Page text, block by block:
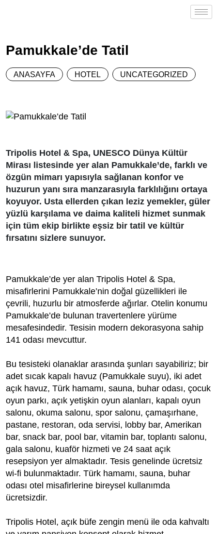
Pamukkale’de Tatil
ANASAYFA HOTEL UNCATEGORIZED
Tripolis Hotel & Spa, UNESCO Dünya Kültür
Mirası listesinde yer alan Pamukkale’de, farklı ve
özgün mimarı yapısıyla sağlanan konfor ve
huzurun yanı sıra manzarasıyla farklılığını ortaya
koyuyor. Usta ellerden çıkan leziz yemekler, güler
yüzlü karşılama ve daima kaliteli hizmet sunmak
için tüm ekip birlikte eşsiz bir tatil ve kültür
fırsatını sizlere sunuyor.
Pamukkale’de yer alan Tripolis Hotel & Spa,
misafirleri­ni Pamukkale’nin doğal güzellikleri ile
çevrili, huzurlu bir atmosferde ağırlar. Otelin konumu
Pamukkale’de bulunan travertenlere yürüme
mesafesindedir. Tesisin modern dekorasyona sahip
141 odası mevcuttur.
Bu tesisteki olanaklar arasında şunları sayabili­riz; bir
adet sıcak kapalı havuz (Pamukkale suyu), iki adet
açık havuz, Türk hamamı, sauna, buhar odası, çocuk
oyun parkı, açık yetişkin oyun alanları, kapalı oyun
salonu, okuma salonu, spor salonu, çamaşırhane,
pastane, restoran, oda servisi, lobby bar, Amerikan
bar, snack bar, pool bar, vitamin bar, toplantı salo­nu,
gala salonu, kuaför hizmeti ve 24 saat açık
resepsiyon yer almaktadır. Tesis genelinde ücretsiz
wi-fi bulunmaktadır. Türk hamamı, sauna, buhar
odası otel misafirlerine bireysel kullanım­da
ücretsizdir.
Tripolis Hotel, açık büfe zengin menü ile oda kahvaltı